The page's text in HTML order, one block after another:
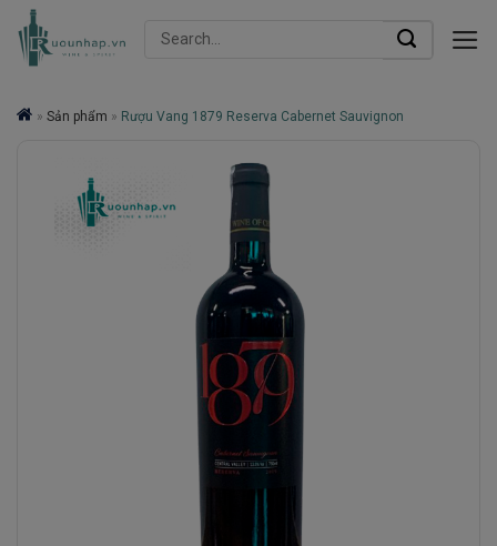
Skip
Search
» Sản phẩm » Rượu Vang 1879 Reserva Cabernet Sauvignon